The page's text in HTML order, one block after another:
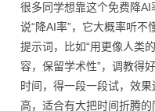
很多同学想靠这个免费降
说“降AI率”，它大概率听
提示词，比如“用更像人类
容，保留学术性”，调教得
时间，得一段一段试，效
高，适合有大把时间折腾的